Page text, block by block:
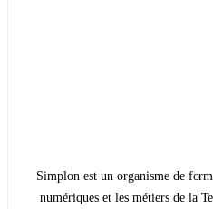
Simplon est un organisme de
numériques et les métiers de la